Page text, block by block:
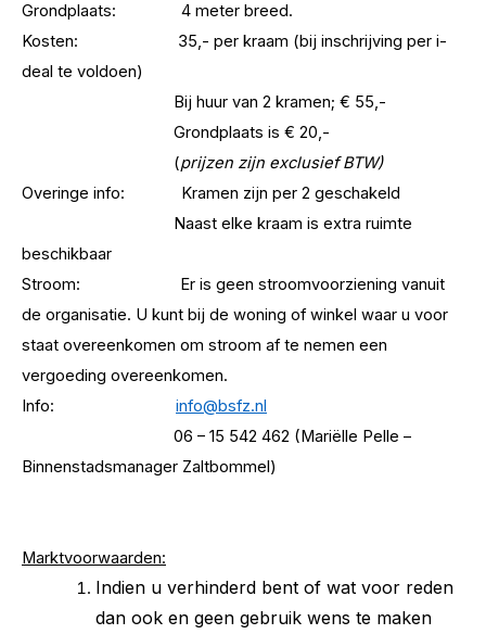
Grondplaats: 4 meter breed.
Kosten: 35,- per kraam (bij inschrijving per i-
deal te voldoen)
Bij huur van 2 kramen; € 55,-
Grondplaats is € 20,-
(prijzen zijn exclusief BTW)
Overinge info: Kramen zijn per 2 geschakeld
Naast elke kraam is extra ruimte
beschikbaar
Stroom: Er is geen stroomvoorziening vanuit
de organisatie. U kunt bij de woning of winkel waar u voor
staat overeenkomen om stroom af te nemen een
vergoeding overeenkomen.
Info: info@bsfz.nl
06 – 15 542 462 (Mariëlle Pelle –
Binnenstadsmanager Zaltbommel)
Marktvoorwaarden:
Indien u verhinderd bent of wat voor reden
dan ook en geen gebruik wens te maken